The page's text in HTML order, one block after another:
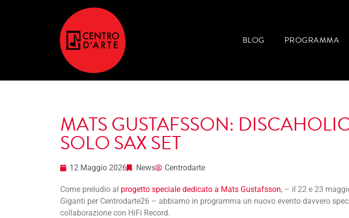
BLOG PROGRAMMA
MATS GUSTAFSSON:
SOLO SAX SET
12 Maggio 2026 News Centrodarte
Come preludio al progetto speciale dedicato a Mats Gustafsson, – il 22 e 23
Giganti per Centrodarte26 – abbiamo in programma un nuovo evento davvero
collaborazione con HiFi Record.